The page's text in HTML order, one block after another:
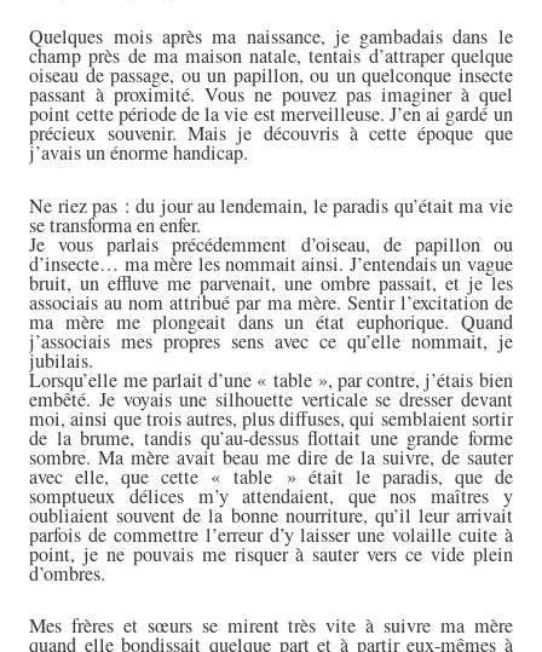
Quelques mois après ma naissance, je gambadais dans le
champ près de ma maison natale, tentais d’attraper quelque
oiseau de passage, ou un papillon, ou un quelconque insecte
passant à proximité. Vous ne pouvez pas imaginer à quel
point cette période de la vie est merveilleuse. J’en ai gardé un
précieux souvenir. Mais je découvris à cette époque que
j’avais un énorme handicap.
Ne riez pas : du jour au lendemain, le paradis qu’était ma vie
se transforma en enfer.
Je vous parlais précédemment d’oiseau, de papillon ou
d’insecte… ma mère les nommait ainsi. J’entendais un vague
bruit, un effluve me parvenait, une ombre passait, et je les
associais au nom attribué par ma mère. Sentir l’excitation de
ma mère me plongeait dans un état euphorique. Quand
j’associais mes propres sens avec ce qu’elle nommait, je
jubilais.
Lorsqu’elle me parlait d’une « table », par contre, j’étais bien
embêté. Je voyais une silhouette verticale se dresser devant
moi, ainsi que trois autres, plus diffuses, qui semblaient sortir
de la brume, tandis qu’au-dessus flottait une grande forme
sombre. Ma mère avait beau me dire de la suivre, de sauter
avec elle, que cette « table » était le paradis, que de
somptueux délices m’y attendaient, que nos maîtres y
oubliaient souvent de la bonne nourriture, qu’il leur arrivait
parfois de commettre l’erreur d’y laisser une volaille cuite à
point, je ne pouvais me risquer à sauter vers ce vide plein
d’ombres.
Mes frères et sœurs se mirent très vite à suivre ma mère
quand elle bondissait quelque part et à partir eux-mêmes à